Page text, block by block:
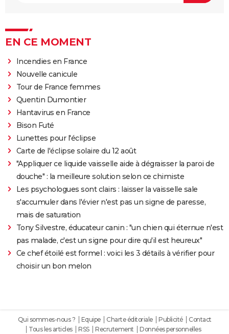
EN CE MOMENT
Incendies en France
Nouvelle canicule
Tour de France femmes
Quentin Dumontier
Hantavirus en France
Bison Futé
Lunettes pour l'éclipse
Carte de l'éclipse solaire du 12 août
"Appliquer ce liquide vaisselle aide à dégraisser la paroi de
douche" : la meilleure solution selon ce chimiste
Les psychologues sont clairs : laisser la vaisselle sale
s'accumuler dans l'évier n'est pas un signe de paresse,
mais de saturation
Tony Silvestre, éducateur canin : "un chien qui éternue n'est
pas malade, c'est un signe pour dire qu'il est heureux"
Ce chef étoilé est formel : voici les 3 détails à vérifier pour
choisir un bon melon
Qui sommes-nous ? Equipe Charte éditoriale Publicité
Contact
Tous les articles
RSS Recrutement Données personnelles